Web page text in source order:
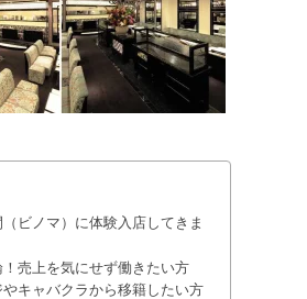
ビノマ）に体験入店してきま
売上を気にせず働きたい方
キャバクラから移籍したい方